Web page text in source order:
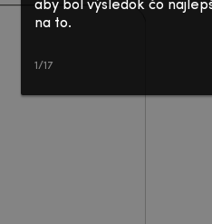
aby bol výsledok čo
na to.
1/17